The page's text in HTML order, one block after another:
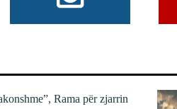
Rama për zjarrin